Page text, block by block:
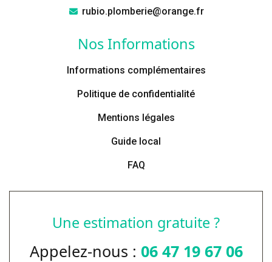
rubio.plomberie@orange.fr
Nos Informations
Informations complémentaires
Politique de confidentialité
Mentions légales
Guide local
FAQ
Une estimation gratuite ?
Appelez-nous : 06 47 19 67 06